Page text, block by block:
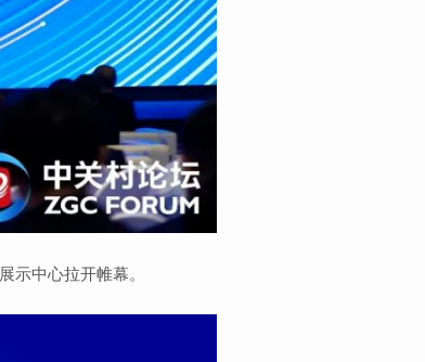
示中心拉开帷幕。